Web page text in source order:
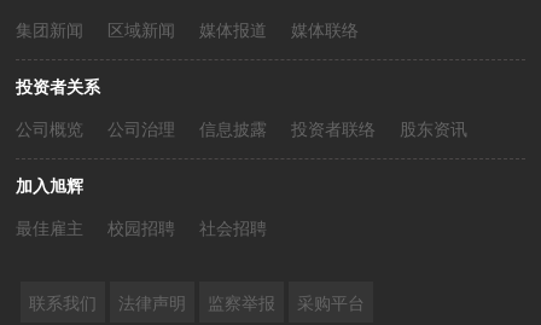
集团新闻
区域新闻 媒体报道 媒体联络
投资者关系
公司概览
公司治理 信息披露 投资者联络 股东资讯
加入旭辉
最佳雇主
校园招聘 社会招聘
联系我们 法律声明 监察举报 采购平台